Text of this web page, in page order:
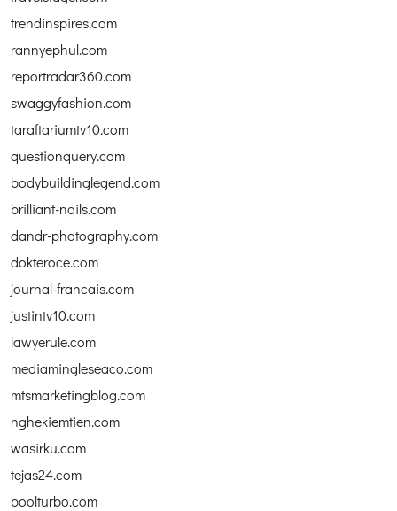
trendinspires.com
rannyephul.com
reportradar360.com
swaggyfashion.com
taraftariumtv10.com
questionquery.com
bodybuildinglegend.com
brilliant-nails.com
dandr-photography.com
dokteroce.com
journal-francais.com
justintv10.com
lawyerule.com
mediamingleseaco.com
mtsmarketingblog.com
nghekiemtien.com
wasirku.com
tejas24.com
poolturbo.com